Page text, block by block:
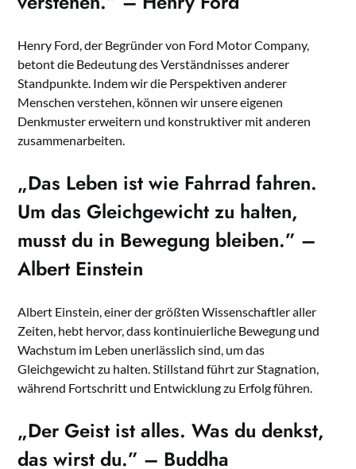
Henry Ford, der Begründer von Ford Motor Company,
betont die Bedeutung des Verständnisses anderer
Standpunkte. Indem wir die Perspektiven anderer
Menschen verstehen, können wir unsere eigenen
Denkmuster erweitern und konstruktiver mit anderen
zusammenarbeiten.
„Das Leben ist wie Fahrrad fahren.
Um das Gleichgewicht zu halten,
musst du in Bewegung bleiben.” –
Albert Einstein
Albert Einstein, einer der größten Wissenschaftler aller
Zeiten, hebt hervor, dass kontinuierliche Bewegung und
Wachstum im Leben unerlässlich sind, um das
Gleichgewicht zu halten. Stillstand führt zur Stagnation,
während Fortschritt und Entwicklung zu Erfolg führen.
„Der Geist ist alles. Was du denkst,
das wirst du.” – Buddha